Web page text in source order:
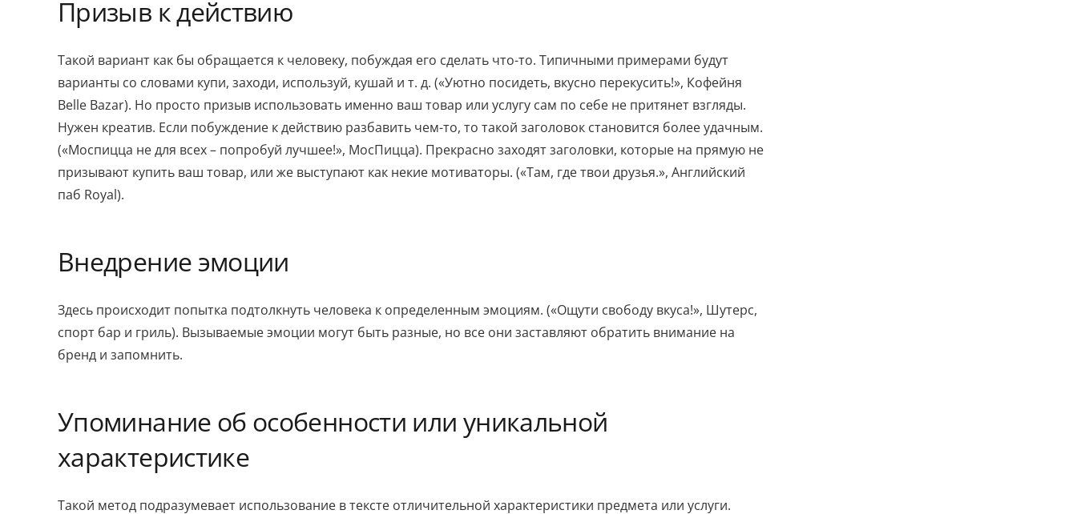
Призыв к действию
Такой вариант как бы обращается к человеку, побуждая его сделать что-то. Типичными примерами будут
варианты со словами купи, заходи, используй, кушай и т. д. («Уютно посидеть, вкусно перекусить!», Кофейня
Belle Bazar). Но просто призыв использовать именно ваш товар или услугу сам по себе не притянет взгляды.
Нужен креатив. Если побуждение к действию разбавить чем-то, то такой заголовок становится более удачным.
(«Моспицца не для всех – попробуй лучшее!», МосПицца). Прекрасно заходят заголовки, которые на прямую не
призывают купить ваш товар, или же выступают как некие мотиваторы. («Там, где твои друзья.», Английский
паб Royal).
Внедрение эмоции
Здесь происходит попытка подтолкнуть человека к определенным эмоциям. («Ощути свободу вкуса!», Шутерс,
спорт бар и гриль). Вызываемые эмоции могут быть разные, но все они заставляют обратить внимание на
бренд и запомнить.
Упоминание об особенности или уникальной
характеристике
Такой метод подразумевает использование в тексте отличительной характеристики предмета или услуги.